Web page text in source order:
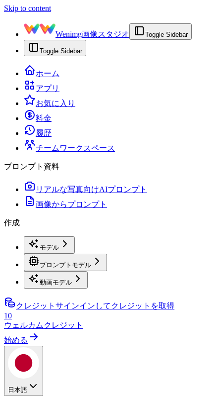
Skip to content
Wenimg画像スタジオ Toggle Sidebar
Toggle Sidebar
ホーム
アプリ
お気に入り
料金
履歴
チームワークスペース
プロンプト資料
リアルな写真向けAIプロンプト
画像からプロンプト
作成
モデル
プロンプトモデル
動画モデル
クレジット サインインしてクレジットを取得
10
ウェルカムクレジット
始める
日本語